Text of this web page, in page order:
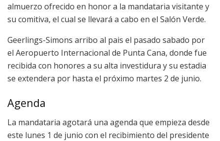
almuerzo ofrecido en honor a la mandataria visitante y
su comitiva, el cual se llevará a cabo en el Salón Verde.
Geerlings-Simons arribo al pais el pasado sabado por
el Aeropuerto Internacional de Punta Cana, donde fue
recibida con honores a su alta investidura y su estadia
se extendera por hasta el próximo martes 2 de junio.
Agenda
La mandataria agotará una agenda que empieza desde
este lunes 1 de junio con el recibimiento del presidente